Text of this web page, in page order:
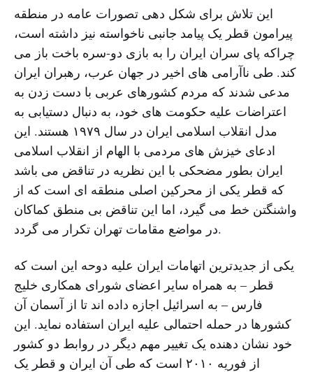
این تلاش برای شکل دهی تصورات عامه در منطقه
پیرامون قطر یک پیامد جانبی ناخواسته نیز داشته است،
چراکه پای سران ایران را به بازی دو-سره باخت باز می
کند. طی ناآرامی های اخیر در جهان عرب، رهبران ایران
مدعی شدند که مردم کشورهای عربی با دست زدن به
اعتراضات علیه حکومت های خود، به دنبال دستیابی به
مدل انقلاب اسلامی ایران در سال ۱۹۷۹ هستند. این
ادعای خیزش های مردمی با الهام از انقلاب اسلامی
ایران بطور مضحکی با این نظریه در تناقض می باشد
که قطر یکی از محرکین اصلی منطقه ای است که از
واشنگتن خط می گیرد، اما این تناقض بی منطق کماکان
در مواضع مقامات تهران تکرار می گردد.
یکی از جدیدترین اتهامات ایران علیه دوحه این است که
قطر – به همراه سایر اعضای شورای همکاری خلیج
فارس – به اسرائیل اجازه داده اند تا از آسمان آن
کشورها در حمله احتمالی علیه ایران استفاده نماید. این
خود نشان دهنده یک تغییر مهم دیگر در روابط دو کشور
از فوریه ۲۰۱۰ است که طی آن ایران و قطر یک